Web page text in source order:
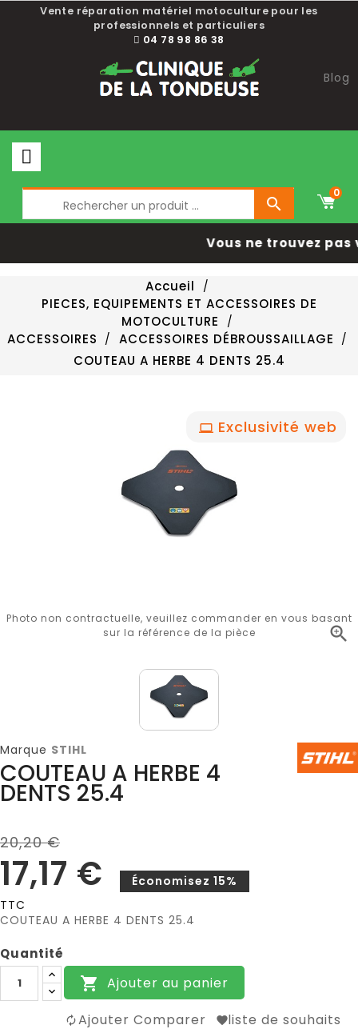
Vente réparation matériel motoculture pour les
professionnels et particuliers
04 78 98 86 38
Blog

0
Vous ne trouvez pas
Accueil
PIECES, EQUIPEMENTS ET ACCESSOIRES DE
MOTOCULTURE
ACCESSOIRES
ACCESSOIRES DÉBROUSSAILLAGE
COUTEAU A HERBE 4 DENTS 25.4
Exclusivité web

Photo non contractuelle, veuillez commander en vous basant
sur la référence de la pièce
Marque STIHL
COUTEAU A HERBE 4
DENTS 25.4
20,20 €
17,17 €
Économisez 15%
TTC
COUTEAU A HERBE 4 DENTS 25.4
Quantité
 Ajouter au panier
Ajouter Comparer liste de souhaits